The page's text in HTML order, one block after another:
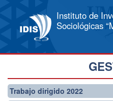
Instituto de
Sociológicas
Trabajo dirigido 2022